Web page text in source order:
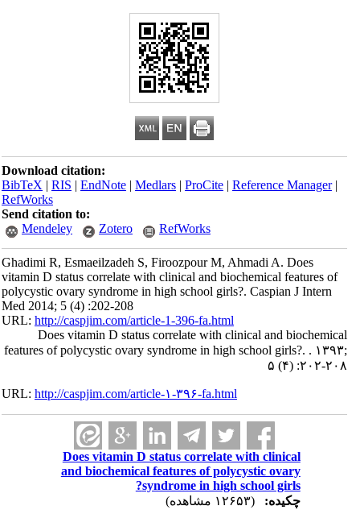
Download citation:
BibTeX|RIS|EndNote|Medlars|ProCite|Reference Manager
RefWorks
Send citation to:
Mendeley
Zotero RefWorks
Ghadimi R, Esmaeilzadeh S, Firoozpour M, Ahmadi A. Does
vitamin D status correlate with clinical and biochemical features of
polycystic ovary syndrome in high school girls?. Caspian J Intern
Med 2014; 5 (4) :202-208
URL:http://caspjim.com/article-1-396-fa.html
Does vitamin D status correlate with clinical and biochemical
features of polycystic ovary syndrome in high school girls?. . ۱۳۹۳;
۵ (۴) :۲۰۲-۲۰۸
URL:http://caspjim.com/article-۱-۳۹۶-fa.html
Does vitamin D status correlate with clinical
and biochemical features of polycystic ovary
syndrome in high school girls?
چکیده: